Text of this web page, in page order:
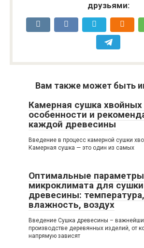
друзьями:
Вам также может быть
Камерная сушка хвойных
особенности и
каждой древесины
Введение в процесс камерной сушки
Камерная сушка — это один из самых
Оптимальные параметры
микроклимата для сушки
древесины: температура,
влажность, воздух
Введение Сушка древесины –
производстве деревянных изделий, от
напрямую зависят